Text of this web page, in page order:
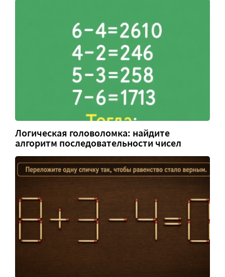
Логическая головоломка: найдите
алгоритм последовательности чисел